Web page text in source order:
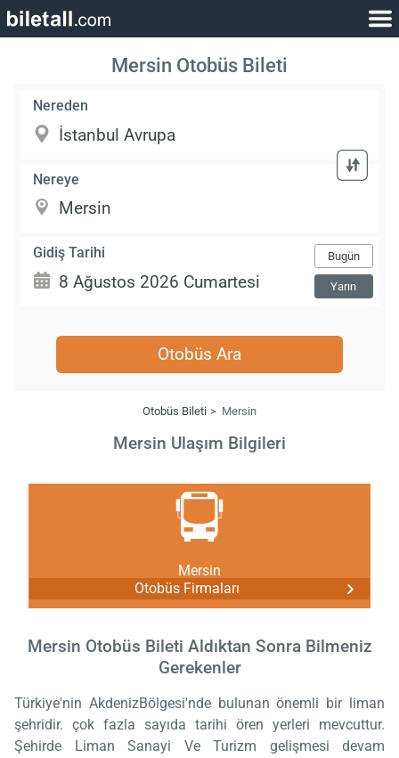
Mersin Otobüs Bileti
Nereden
Nereye
Gidiş Tarihi Bugün
Yarın
Otobüs Ara
Otobüs Bileti Mersin
Mersin Ulaşım Bilgileri
Mersin
Otobüs Firmaları
Mersin Otobüs Bileti Aldıktan Sonra Bilmeniz
Gerekenler
Türkiye'nin AkdenizBölgesi'nde bulunan önemli bir liman
şehridir. çok fazla sayıda tarihi ören yerleri mevcuttur.
Şehirde Liman Sanayi Ve Turizm gelişmesi devam